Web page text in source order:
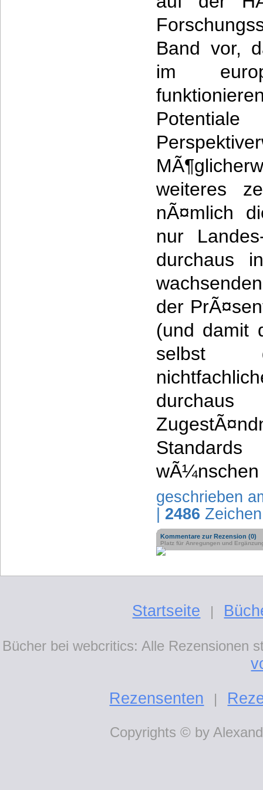
Band vor,
im
weiteres
nÃ¤mlich
nur
durchaus
der
(und damit
selbst
wÃ¼nschen
geschrieben
2486 Zeichen
Kommentare zur Rezension (0)
Platz für Anregungen und
Startseite |
Bücher bei webcritics: Alle Rezensionen
Rezensenten
|
Copyrights © by